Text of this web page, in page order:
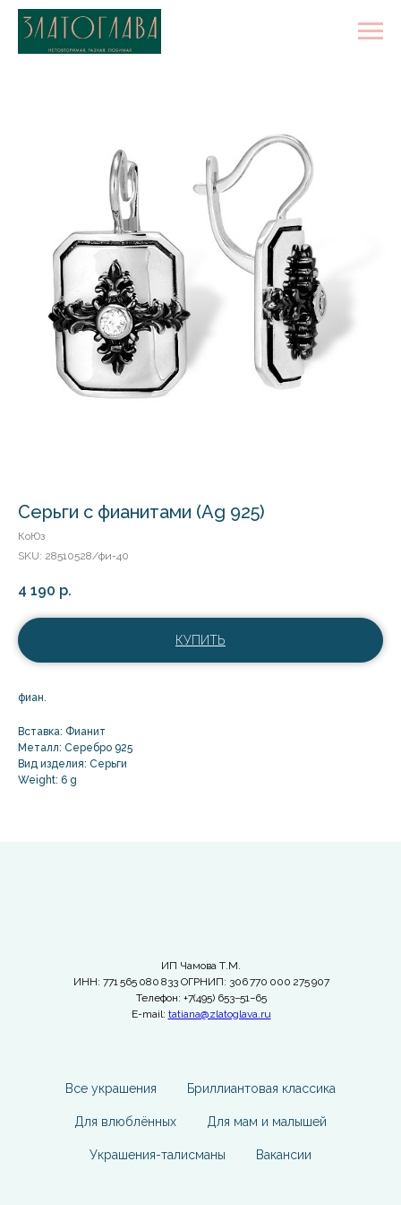
Серьги с фианитами (Ag 925)
КоЮз
SKU: 28510528/фи-40
4 190 р.
КУПИТЬ
фиан.
Вставка: Фианит
Металл: Серебро 925
Вид изделия: Серьги
Weight: 6 g
ИП Чамова Т.М.
ИНН: 771 565 080 833 ОГРНИП: 306 770 000 275 907
Телефон: +7(495) 653−51−65
E-mail: tatiana@zlatoglava.ru
Все украшения Бриллиантовая классика
Для влюблённых Для мам и малышей
Украшения-талисманы Вакансии